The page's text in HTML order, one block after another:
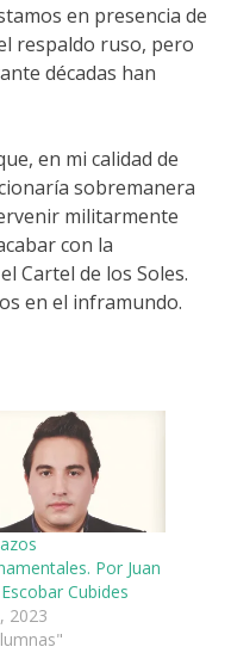
en presencia de
respaldo ruso, pero
décadas han
en mi calidad de
sobremanera
militarmente
con la
Cartel de los Soles.
en el inframundo.
Por Juan
Cubides
2023